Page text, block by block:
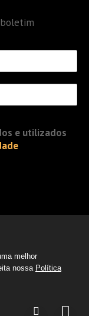
e utilizados
melhor
nossa Política